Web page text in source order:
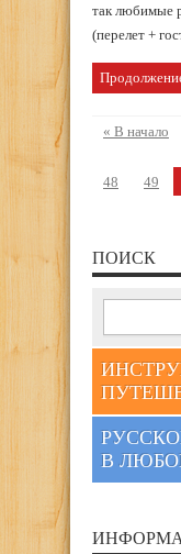
так любимые
(перелет +
« В начало
48
49
ПОИСК
В